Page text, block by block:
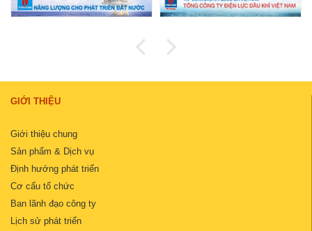
GIỚI THIỆU
Giới thiệu chung
Sản phẩm & Dịch vụ
Định hướng phát triển
Cơ cấu tổ chức
Ban lãnh đạo công ty
Lịch sử phát triển